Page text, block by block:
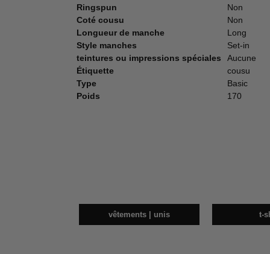
Ringspun
Non
Coté cousu
Non
Longueur de manche
Long
Style manches
Set-in
teintures ou impressions spéciales
Aucune
Étiquette
cousu
Type
Basic
Poids
170
vêtements | unis t-